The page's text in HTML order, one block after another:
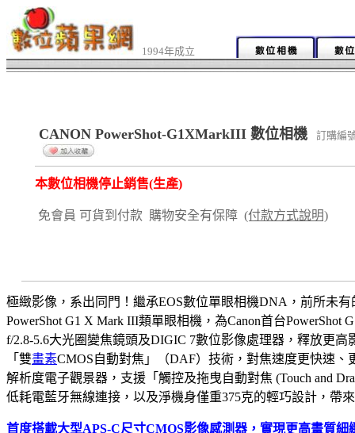
1994年成立
CANON PowerShot-G1XMarkIII 數位相機 訂購編
本數位相機停止銷售(生產)
免會員 可貨到付款 購物安全有保障 (付款方式說明)
極緻影像，系出同門！繼承EOS數位單眼相機DNA，前所未
PowerShot G1 X Mark III類單眼相機，為Canon首台PowerShot
f/2.8-5.6大光圈變焦鏡頭及DIGIC 7數位影像處理器，釋放更
「雙畫素CMOS自動對焦」（DAF）技術，對焦速度更快速、
解析度電子觀景器，支援「觸控及拖曳自動對焦 (Touch and
低耗電藍牙無線連接，以及淨機身僅重375克的輕巧設計，帶
首度搭載大型APS-C尺寸CMOS影像感測器，實現更高畫質細